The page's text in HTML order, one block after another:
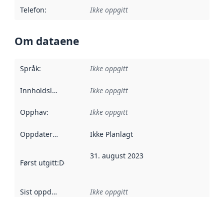
Telefon: Ikke oppgitt
Om dataene
Språk: Ikke oppgitt
Innholdsleverandører :
Ikke oppgitt
Opphav: Ikke oppgitt
Oppdateringsfrekvens :
Ikke Planlagt
Først utgitt:Denne datoen sier når dataene i dette
31. august 2023
Sist oppdatert Ikke oppgitt